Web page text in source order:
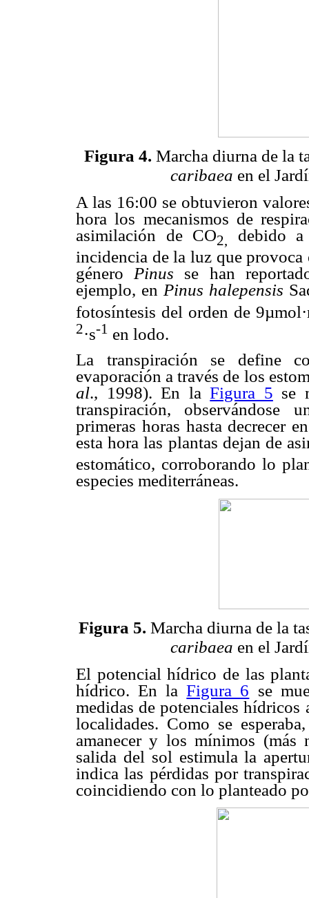
Figura 4. Marcha diurna de la
caribaea en el
A las 16:00 se obtuvieron
hora los mecanismos de
asimilación de CO2,
debido
incidencia de la luz que provoca
género Pinus se han
ejemplo, en Pinus halepensis
fotosíntesis del orden de
2·s-1 en lodo.
La transpiración se define
evaporación a través de los
al., 1998). En laFigura 5 se
transpiración, observándose
primeras horas hasta decrecer
esta hora las plantas dejan de
estomático, corroborando lo
especies mediterráneas.
Figura 5. Marcha diurna de la
caribaea en el
El potencial hídrico de las
hídrico. En laFigura 6 se
medidas de potenciales hídricos
localidades. Como se
amanecer y los mínimos
salida del sol estimula la
indica las pérdidas por
coincidiendo con lo planteado